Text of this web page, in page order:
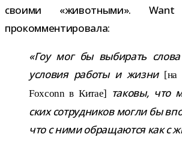
сво­ими «живот­ными».
прокомментировала:
«Гоу мог бы выби­рать
усло­вия работы и жизни [на
Foxconn в Китае] таковы, что
ских сотруд­ни­ков могли бы
что с ними обра­ща­ются как с